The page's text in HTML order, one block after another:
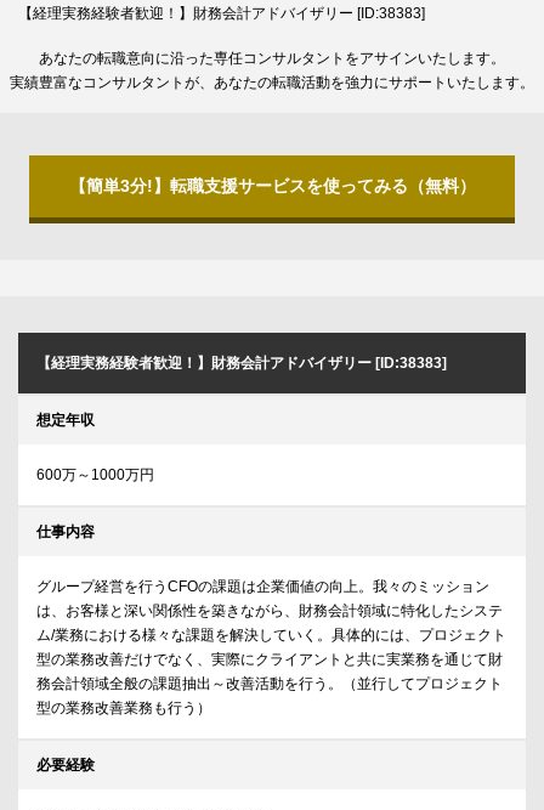
【経理実務経験者歓迎！】財務会計アドバイザリー [ID:38383]
あなたの転職意向に沿った専任コンサルタントをアサインいたします。
実績豊富なコンサルタントが、あなたの転職活動を強力にサポートいたします。
【簡単3分!】転職支援サービスを使ってみる（無料）
【経理実務経験者歓迎！】財務会計アドバイザリー [ID:38383]
想定年収
600万～1000万円
仕事内容
グループ経営を行うCFOの課題は企業価値の向上。我々のミッション
は、お客様と深い関係性を築きながら、財務会計領域に特化したシステ
ム/業務における様々な課題を解決していく。具体的には、プロジェクト
型の業務改善だけでなく、実際にクライアントと共に実業務を通じて財
務会計領域全般の課題抽出～改善活動を行う。（並行してプロジェクト
型の業務改善業務も行う）
必要経験